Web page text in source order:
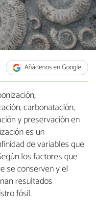
Añádenos en Google
carbonatación,
y preservación en
es un
de variables que
los factores que
se conserven y el
resultados
fósil.